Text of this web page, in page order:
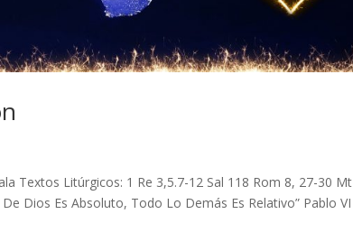
Textos Litúrgicos: 1 Re 3,5.7-12 Sal 118 Rom 8, 27-30 Mt
Dios Es Absoluto, Todo Lo Demás Es Relativo” Pablo VI